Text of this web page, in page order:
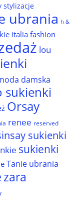
stylizacje
ubrania h &
italia fashion
lou
damska
sukienki
Orsay
renee reserved
sukienki
sukienki
Tanie ubrania
zara